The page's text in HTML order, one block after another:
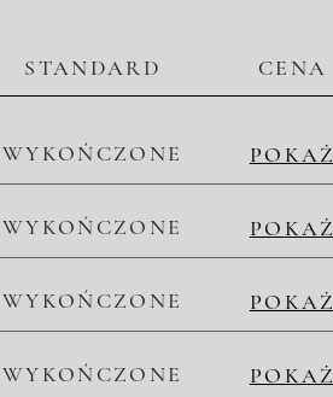
STANDARD CENA
WYKOŃCZONE POKAŻ
WYKOŃCZONE POKAŻ
WYKOŃCZONE POKAŻ
WYKOŃCZONE POKAŻ